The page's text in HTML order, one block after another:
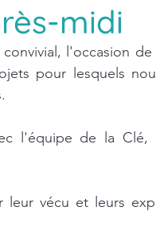
midi
l'occasion
pour lesquels
l'équipe de la Clé,
vécu et leurs